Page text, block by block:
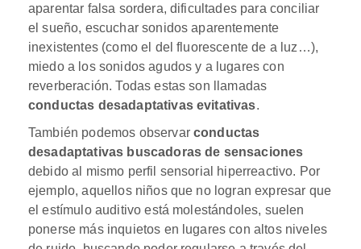
aparentar falsa sordera, dificultades para conciliar
el sueño, escuchar sonidos aparentemente
inexistentes (como el del fluorescente de a luz…),
miedo a los sonidos agudos y a lugares con
reverberación. Todas estas son llamadas
conductas desadaptativas evitativas.
También podemos observar conductas
desadaptativas buscadoras de sensaciones
debido al mismo perfil sensorial hiperreactivo. Por
ejemplo, aquellos niños que no logran expresar que
el estímulo auditivo está molestándoles, suelen
ponerse más inquietos en lugares con altos niveles